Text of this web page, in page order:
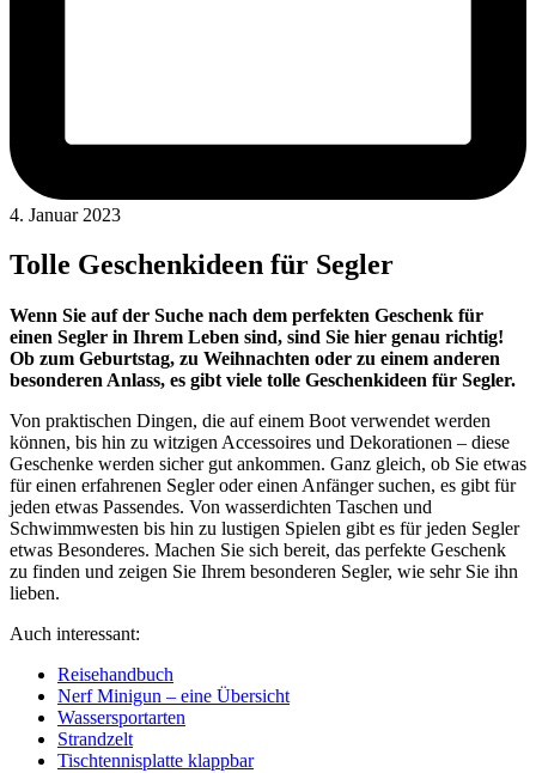
4. Januar 2023
Tolle Geschenkideen für Segler
Wenn Sie auf der Suche nach dem perfekten Geschenk für
einen Segler in Ihrem Leben sind, sind Sie hier genau richtig!
Ob zum Geburtstag, zu Weihnachten oder zu einem anderen
besonderen Anlass, es gibt viele tolle Geschenkideen für Segler.
Von praktischen Dingen, die auf einem Boot verwendet werden
können, bis hin zu witzigen Accessoires und Dekorationen – diese
Geschenke werden sicher gut ankommen. Ganz gleich, ob Sie etwas
für einen erfahrenen Segler oder einen Anfänger suchen, es gibt für
jeden etwas Passendes. Von wasserdichten Taschen und
Schwimmwesten bis hin zu lustigen Spielen gibt es für jeden Segler
etwas Besonderes. Machen Sie sich bereit, das perfekte Geschenk
zu finden und zeigen Sie Ihrem besonderen Segler, wie sehr Sie ihn
lieben.
Auch interessant:
Reisehandbuch
Nerf Minigun – eine Übersicht
Wassersportarten
Strandzelt
Tischtennisplatte klappbar